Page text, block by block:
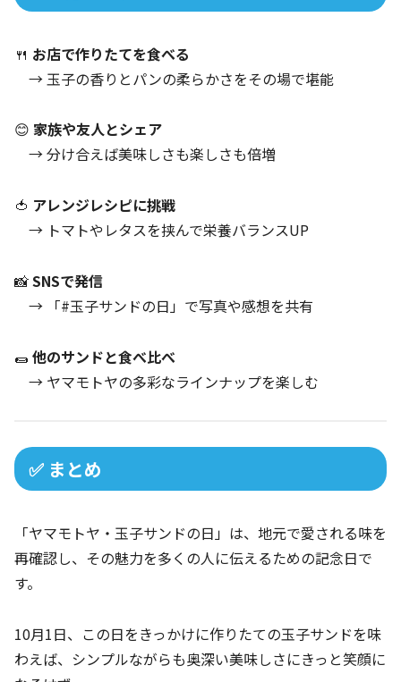
🍴 お店で作りたてを食べる
→ 玉子の香りとパンの柔らかさをその場で堪能
😊 家族や友人とシェア
→ 分け合えば美味しさも楽しさも倍増
🍅 アレンジレシピに挑戦
→ トマトやレタスを挟んで栄養バランスUP
📸SNSで発信
→ 「#玉子サンドの日」で写真や感想を共有
🌯 他のサンドと食べ比べ
→ ヤマモトヤの多彩なラインナップを楽しむ
✅ まとめ
「ヤマモトヤ・玉子サンドの日」は、地元で愛される味を
再確認し、その魅力を多くの人に伝えるための記念日で
す。
10月1日、この日をきっかけに作りたての玉子サンドを味
わえば、シンプルながらも奥深い美味しさにきっと笑顔に